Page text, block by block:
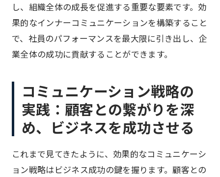
し、組織全体の成長を促進する重要な要素です。効
果的なインナーコミュニケーションを構築すること
で、社員のパフォーマンスを最大限に引き出し、企
業全体の成功に貢献することができます。
コミュニケーション戦略の
実践：顧客との繋がりを深
め、ビジネスを成功させる
これまで見てきたように、効果的なコミュニケーシ
ョン戦略はビジネス成功の鍵を握ります。顧客との